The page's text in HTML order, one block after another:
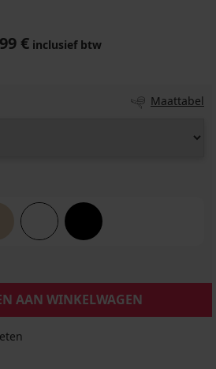
€ inclusief btw
Maattabel
AAN WINKELWAGEN